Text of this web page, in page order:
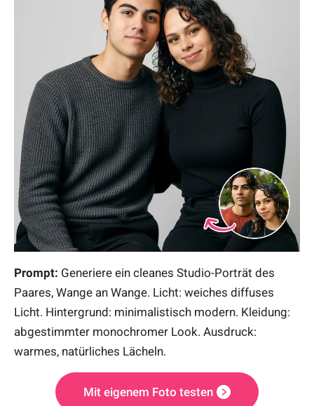
Prompt: Generiere ein cleanes Studio-Porträt des
Paares, Wange an Wange. Licht: weiches diffuses
Licht. Hintergrund: minimalistisch modern. Kleidung:
abgestimmter monochromer Look. Ausdruck:
warmes, natürliches Lächeln.
Mit eigenem Foto testen